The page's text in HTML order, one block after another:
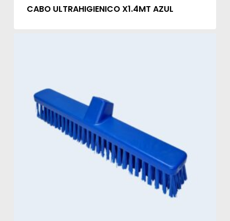
CABO ULTRAHIGIENICO X1.4MT AZUL